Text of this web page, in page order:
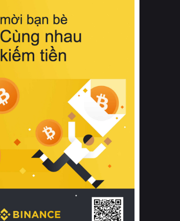
hồi chuẩn xác của phần đệm nâng đỡ
cột sống.
Bên cạnh đó, việc lựa chọn các dòng
sản phẩm đạt chuẩn chất lượng quốc
tế còn giúp ngăn ngừa tình trạng kích
khuẩn và nấm mốc trong điều kiện
thời tiết nóng ẩm. Bạn có thể tìm hiểu
thêm các nghiên cứu khoa học về tác
động của giấc ngủ và môi trường
phòng ngủ đối với sức khỏe con
người tại Sleep Foundation (External
Link) để có cái nhìn toàn diện hơn.
2. Các tiêu chí vàng khi lựa chọn
chăn ga gối đệm cao cấp cho phòng
ngủ
Để sở hữu một bộ chăn ga gối đệm
cao cấp hoàn hảo cả về thẩm mỹ lẫn
công năng, người tiêu dùng cần cân
nhắc kỹ lưỡng các tiêu chí quan trọng